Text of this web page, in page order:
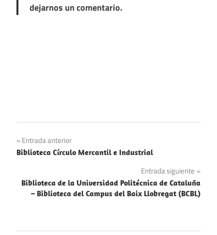
dejarnos un comentario.
Navegación
de
entradas
Entrada anterior
Biblioteca Círculo Mercantil e Industrial
Entrada siguiente
Biblioteca de la Universidad Politécnica de Cataluña
– Biblioteca del Campus del Baix Llobregat (BCBL)